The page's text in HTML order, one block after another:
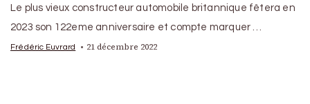
Le plus vieux constructeur automobile britannique fêtera en
2023 son 122eme anniversaire et compte marquer …
Frédéric Euvrard 21 décembre 2022